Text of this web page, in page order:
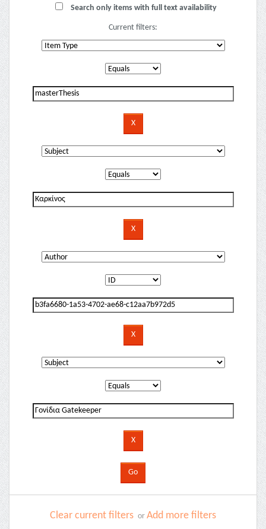
Search only items with full text availability
Current filters:
Clear current filters or Add more filters